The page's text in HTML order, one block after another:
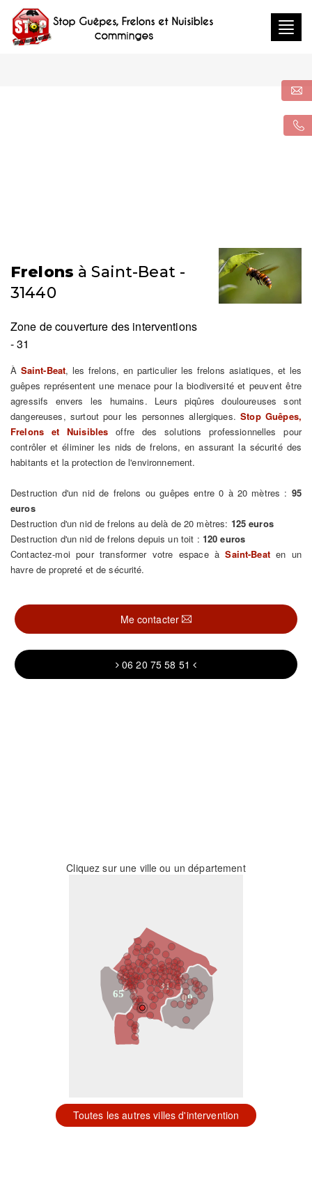
Frelons à Saint-Beat -
31440
Zone de couverture des interventions
- 31
À Saint-Beat, les frelons, en particulier les frelons asiatiques, et les
guêpes représentent une menace pour la biodiversité et peuvent être
agressifs envers les humains. Leurs piqûres douloureuses sont
dangereuses, surtout pour les personnes allergiques.Stop Guêpes,
Frelons et Nuisibles offre des solutions professionnelles pour
contrôler et éliminer les nids de frelons, en assurant la sécurité des
habitants et la protection de l'environnement.
Destruction d'un nid de frelons ou guêpes entre 0 à 20 mètres : 95
euros
Destruction d'un nid de frelons au delà de 20 mètres: 125 euros
Destruction d'un nid de frelons depuis un toit : 120 euros
Contactez-moi pour transformer votre espace àSaint-Beaten un
havre de propreté et de sécurité.
Me contacter
06 20 75 58 51
Cliquez sur une ville ou un département
31
09
65
Toutes les autres villes d'intervention